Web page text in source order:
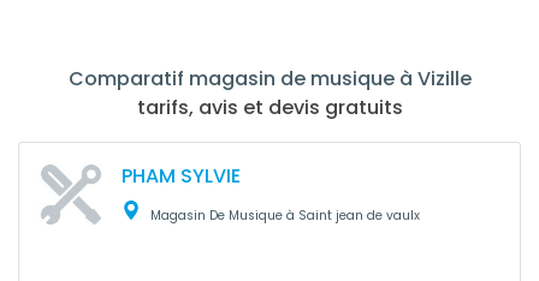
Comparatif magasin de musique à Vizille
tarifs, avis et devis gratuits
PHAM SYLVIE
Magasin De Musique à Saint jean de vaulx